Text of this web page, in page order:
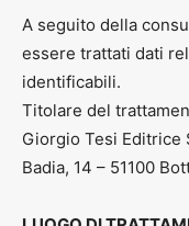
A seguito della
essere trattati dati
identificabili.
Titolare del
Giorgio Tesi Editrice
Badia, 14 – 51100